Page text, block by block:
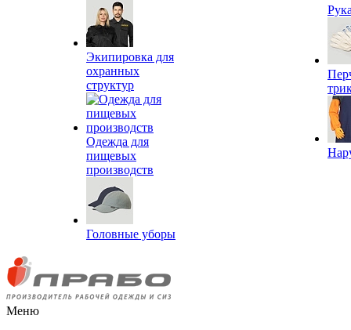
Экипировка для
охранных
структур
Одежда для
пищевых
производств
Головные уборы
Меню